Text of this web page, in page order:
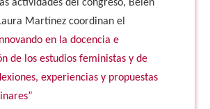
actividades del congreso, Belén
Martínez coordinan el
en la docencia e
de los estudios feministas y de
experiencias y propuestas